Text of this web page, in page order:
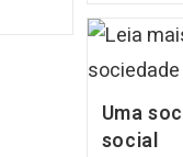
Uma
social